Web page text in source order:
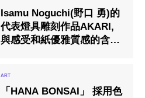
Isamu Noguchi(野口 勇)的
代表燈具雕刻作品AKARI,
與感受和紙優雅質感的含框
「HANA BONSAI」 採用色